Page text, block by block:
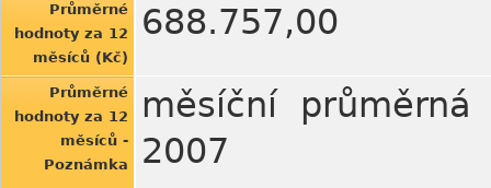
Průměrné
hodnoty za 12
měsíců (Kč)
688.757,00
Průměrné
hodnoty za 12
měsíců -
Poznámka
měsíční
2007